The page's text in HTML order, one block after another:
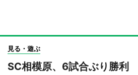
見る・遊ぶ
SC相模原、6試合ぶり勝利